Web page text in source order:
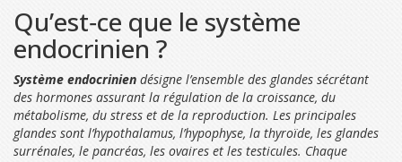
Qu’est‑ce que le système
endocrinien ?
Système endocrinien désigne l’ensemble des glandes sécrétant
des hormones assurant la régulation de la croissance, du
métabolisme, du stress et de la reproduction. Les principales
glandes sont l’hypothalamus, l’hypophyse, la thyroïde, les glandes
surrénales, le pancréas, les ovaires et les testicules. Chaque